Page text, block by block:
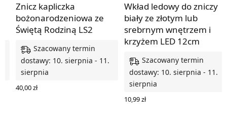
Znicz kapliczka
bożonarodzeniowa ze
Świętą Rodziną LS2
Szacowany termin
dostawy: 10. sierpnia - 11.
sierpnia
40,00zł
Wkład ledowy do zniczy
biały ze złotym lub
srebrnym wnętrzem i
krzyżem LED 12cm
Szacowany termin
dostawy: 10. sierpnia - 11.
sierpnia
10,99zł